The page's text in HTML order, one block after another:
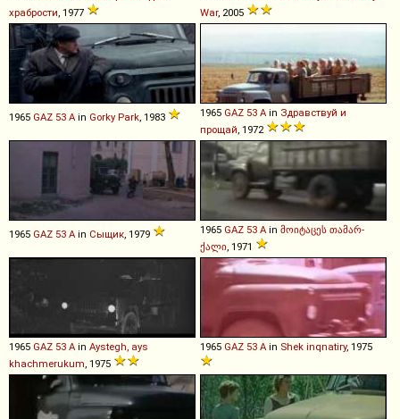
храбрости , 1977
War, 2005
1965 GAZ 53 A in Gorky Park , 1983 1965 GAZ 53 A in Здравствуй и
прощай , 1972
1965 GAZ 53 A in Сыщик , 1979 1965 GAZ 53 A in მოიტაცეს თამარ-
ქალი , 1971
1965 GAZ 53 A in Aystegh, ays
khachmerukum , 1975
1965 GAZ 53 A in Shek inqnatiry, 1975